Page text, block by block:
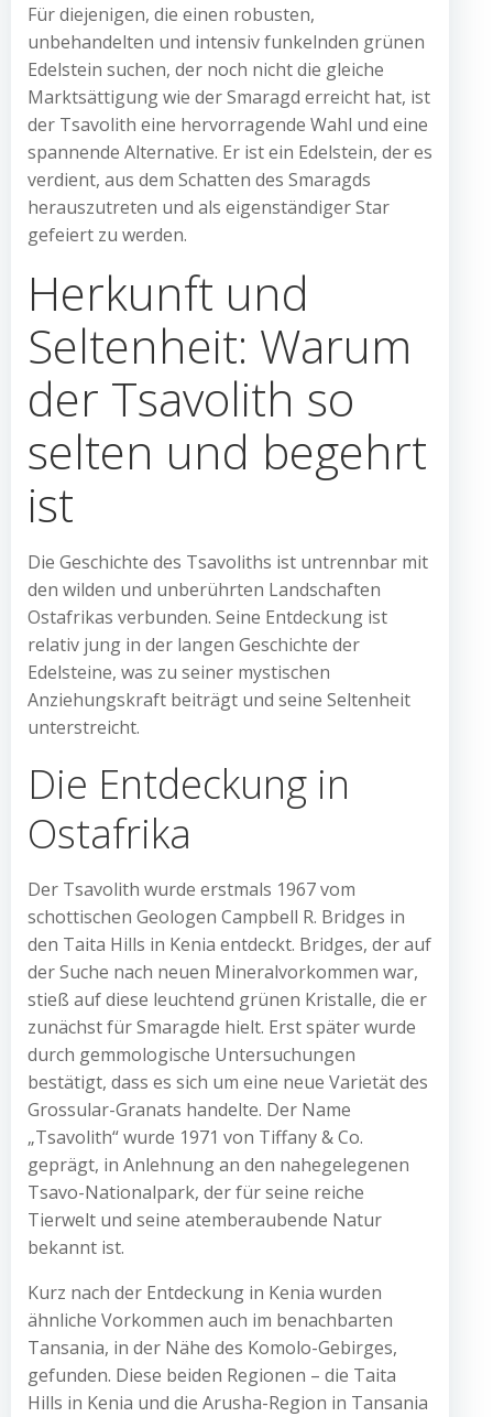
Für diejenigen, die einen robusten,
unbehandelten und intensiv funkelnden grünen
Edelstein suchen, der noch nicht die gleiche
Marktsättigung wie der Smaragd erreicht hat, ist
der Tsavolith eine hervorragende Wahl und eine
spannende Alternative. Er ist ein Edelstein, der es
verdient, aus dem Schatten des Smaragds
herauszutreten und als eigenständiger Star
gefeiert zu werden.
Herkunft und
Seltenheit: Warum
der Tsavolith so
selten und begehrt
ist
Die Geschichte des Tsavoliths ist untrennbar mit
den wilden und unberührten Landschaften
Ostafrikas verbunden. Seine Entdeckung ist
relativ jung in der langen Geschichte der
Edelsteine, was zu seiner mystischen
Anziehungskraft beiträgt und seine Seltenheit
unterstreicht.
Die Entdeckung in
Ostafrika
Der Tsavolith wurde erstmals 1967 vom
schottischen Geologen Campbell R. Bridges in
den Taita Hills in Kenia entdeckt. Bridges, der auf
der Suche nach neuen Mineralvorkommen war,
stieß auf diese leuchtend grünen Kristalle, die er
zunächst für Smaragde hielt. Erst später wurde
durch gemmologische Untersuchungen
bestätigt, dass es sich um eine neue Varietät des
Grossular-Granats handelte. Der Name
„Tsavolith“ wurde 1971 von Tiffany & Co.
geprägt, in Anlehnung an den nahegelegenen
Tsavo-Nationalpark, der für seine reiche
Tierwelt und seine atemberaubende Natur
bekannt ist.
Kurz nach der Entdeckung in Kenia wurden
ähnliche Vorkommen auch im benachbarten
Tansania, in der Nähe des Komolo-Gebirges,
gefunden. Diese beiden Regionen – die Taita
Hills in Kenia und die Arusha-Region in Tansania